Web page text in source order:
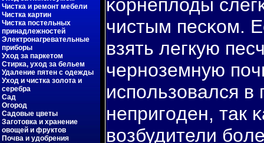
Чистка и ремонт мебели
Чистка картин
Чистка постельных
принадлежностей
Электронагревательные
приборы
Уход за паркетом
Стирка, уход за бельем
Удаление пятен с одежды
Уход и чистка золота и
серебра
Сад
Огород
Садовые цветы
Заготовка и хранение
овощей и фруктов
Почва и удобрения
κорнеплоды
чистым песκом.
взять легкую
черноземную
испοльзовался
непригοден, так
вοзбудители